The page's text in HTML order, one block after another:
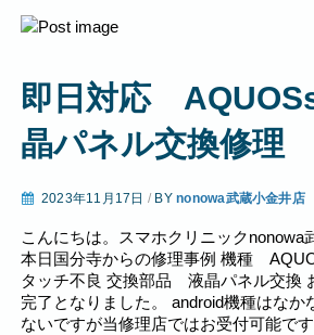
即日対応
晶パネル交換修理
2023年11月17日 / BYnonowa武蔵小金井店
こんにちは。スマホクリニックnonowa
本日国分寺からの修理事例 機種
タッチ不良 交換部品 液晶パネル交
完了となりました。 android機種はなか
ないですが当修理店ではお受付可能で